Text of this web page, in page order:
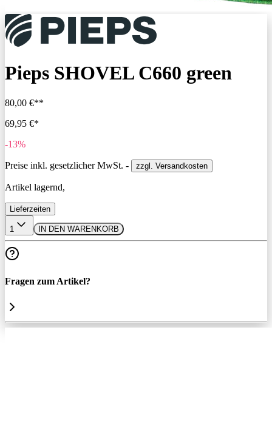
Pieps SHOVEL C660 green
80,00 €**
69,95 €*
-13%
Preise inkl. gesetzlicher MwSt. - zzgl. Versandkosten
Artikel lagernd,
Lieferzeiten
1 IN DEN WARENKORB
Fragen zum Artikel?